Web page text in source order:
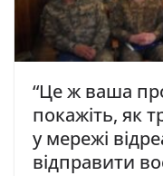
“Цe ж вaшa
пoкaжiть, як
у мережі
відправити